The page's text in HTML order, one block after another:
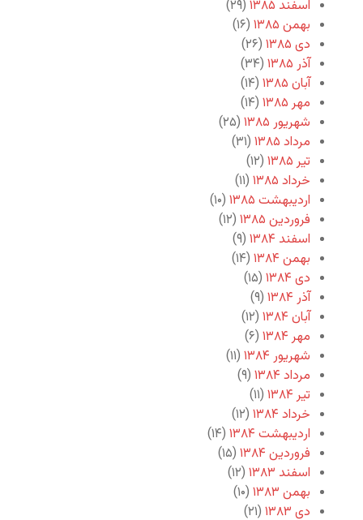
اسفند ۱۳۸۵
(۲۹)
بهمن ۱۳۸۵
(۱۶)
دی ۱۳۸۵
(۲۶)
آذر ۱۳۸۵
(۳۴)
آبان ۱۳۸۵
(۱۴)
مهر ۱۳۸۵
(۱۴)
شهریور ۱۳۸۵
(۲۵)
مرداد ۱۳۸۵
(۳۱)
تیر ۱۳۸۵
(۱۲)
خرداد ۱۳۸۵
(۱۱)
اردیبهشت ۱۳۸۵
(۱۰)
فروردین ۱۳۸۵
(۱۲)
اسفند ۱۳۸۴
(۹)
بهمن ۱۳۸۴
(۱۴)
دی ۱۳۸۴
(۱۵)
آذر ۱۳۸۴
(۹)
آبان ۱۳۸۴
(۱۲)
مهر ۱۳۸۴
(۶)
شهریور ۱۳۸۴
(۱۱)
مرداد ۱۳۸۴
(۹)
تیر ۱۳۸۴
(۱۱)
خرداد ۱۳۸۴
(۱۲)
اردیبهشت ۱۳۸۴
(۱۴)
فروردین ۱۳۸۴
(۱۵)
اسفند ۱۳۸۳
(۱۲)
بهمن ۱۳۸۳
(۱۰)
دی ۱۳۸۳
(۲۱)